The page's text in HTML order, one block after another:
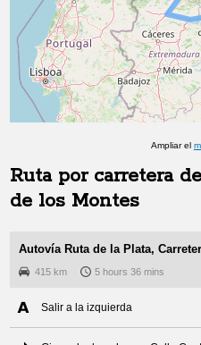
Ampliar el
Ruta por carretera de
de los Montes
Autovía Ruta de la Plata,
415 km 5 hours 36 mins
Salir a la izquierda